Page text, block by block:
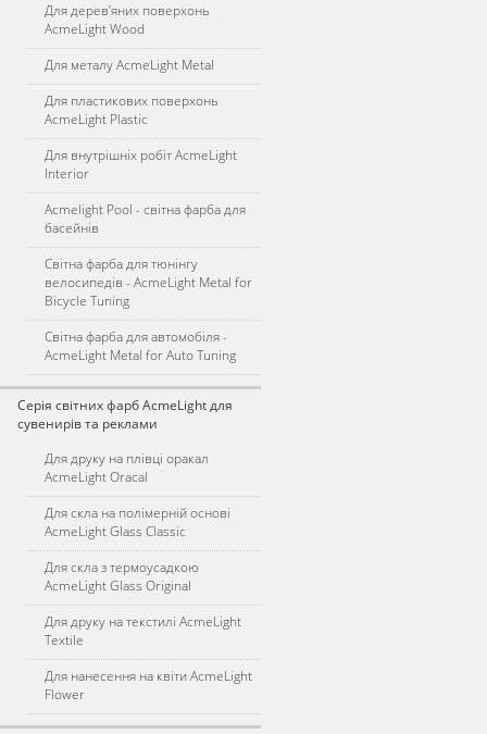
Для дерев’яних поверхонь
AcmeLight Wood
Для металу AcmeLight Metal
Для пластикових поверхонь
AcmeLight Plastic
Для внутрішніх робіт AcmeLight
Interior
Acmelight Pool - світна фарба для
басейнів
Світна фарба для тюнінгу
велосипедів - AcmeLight Metal for
Bicycle Tuning
Світна фарба для автомобіля -
AcmeLight Metal for Auto Tuning
Серія світних фарб AcmeLight для
сувенирів та реклами
Для друку на плівці оракал
AcmeLight Oracal
Для скла на полімерній основі
AcmeLight Glass Classic
Для скла з термоусадкою
AcmeLight Glass Original
Для друку на текстилі AcmeLight
Textile
Для нанесення на квіти AcmeLight
Flower